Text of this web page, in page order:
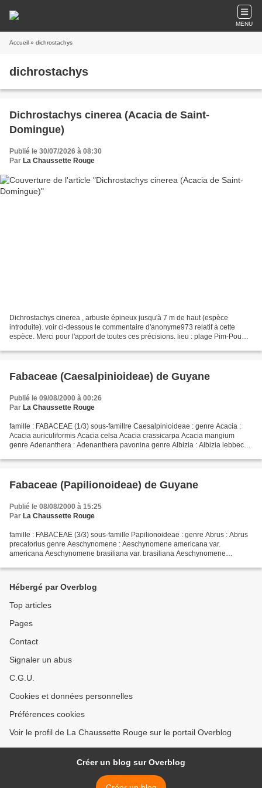
MENU
Accueil » dichrostachys
dichrostachys
Dichrostachys cinerea (Acacia de Saint-
Domingue)
Publié le 30/07/2026 à 08:30
Par La Chaussette Rouge
Dichrostachys cinerea , arbuste épineux jusqu'à 7 m de haut (espèce
introduite). voir ci-dessous le commentaire d'anonyme973 relatif à cette
espèce. Merci pour l'apport de toutes ces précisions. lieu : plage Pim-Poum,
Fabaceae (Caesalpinioideae) de Guyane
Publié le 09/08/2000 à 00:26
Par La Chaussette Rouge
famille : FABACEAE (1/3) sous-famillre Caesalpinioideae : genre Acacia :
Acacia auriculiformis Acacia celsa Acacia crassicarpa Acacia mangium
genre Adenanthera : Adenanthera pavonina genre Albizia : Albizia lebbeck
Fabaceae (Papilionoideae) de Guyane
Publié le 08/08/2000 à 15:25
Par La Chaussette Rouge
famille : FABACEAE (3/3) sous-famille Papilionoideae : genre Abrus : Abrus
precatorius genre Aeschynomene : Aeschynomene americana var.
americana Aeschynomene brasiliana var. brasiliana Aeschynomene
Hébergé par Overblog
Top articles
Pages
Contact
Signaler un abus
C.G.U.
Cookies et données personnelles
Préférences cookies
Voir le profil de La Chaussette Rouge sur le portail Overblog
Créer un blog sur Overblog